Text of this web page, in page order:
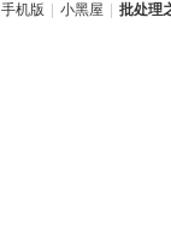
手机版 小黑屋 批处理